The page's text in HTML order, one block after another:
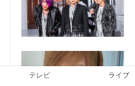
テレビ ライブ